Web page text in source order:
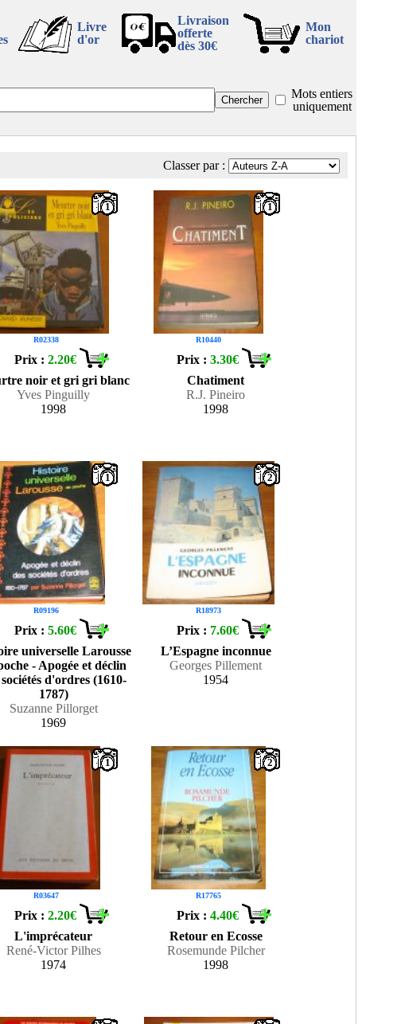
Livre
d'or
Livraison
offerte
dès 30€
Mon
chariot
Mots entiers
uniquement
Classer par :
R02338
1
Prix :2.20€
noir et gri gri blanc
Yves Pinguilly
1998
R10440
1
Prix :3.30€
Chatiment
R.J. Pineiro
1998
R09196
1
Prix :5.60€
universelle Larousse
- Apogée et déclin
sociétés d'ordres (1610-
1787)
Suzanne Pillorget
1969
R18973
2
Prix : 7.60€
L’Espagne inconnue
Georges Pillement
1954
R03647
1
Prix :2.20€
L'imprécateur
René-Victor Pilhes
1974
R17765
2
Prix :4.40€
Retour en Ecosse
Rosemunde Pilcher
1998